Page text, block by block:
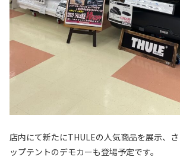
店内にて新たにTHULEの人気商品を展示、
ップテントのデモカーも登場予定です。